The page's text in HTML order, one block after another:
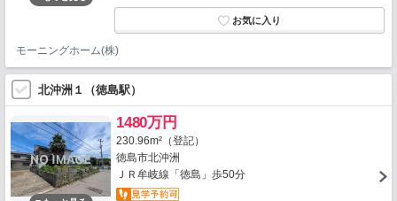
モーニングホーム(株)
北沖洲１（徳島駅）
1480万円
230.96m²（登記）
徳島市北沖洲
ＪＲ牟岐線「徳島」歩50分